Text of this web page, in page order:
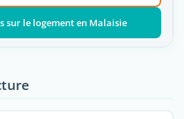
sur le logement en Malaisie